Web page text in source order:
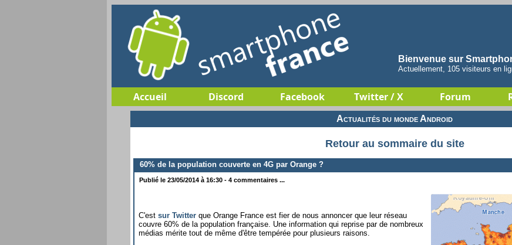
Bienvenue sur
Actuellement, 105 visiteurs en
Accueil Discord Facebook Twitter / X Forum
Actualités du monde Android
Retour au sommaire du site
60% de la population couverte en 4G par Orange ?
Publié le 23/05/2014 à 16:30 - 4 commentaires ...
C'est sur Twitter que Orange France est fier de nous annoncer que leur réseau
couvre 60% de la population française. Une information qui reprise par de nombreux
médias mérite tout de même d'être tempérée pour plusieurs raisons.